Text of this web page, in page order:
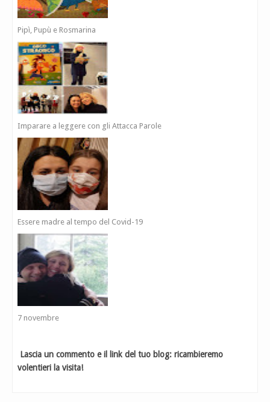
Pipì, Pupù e Rosmarina
Imparare a leggere con gli Attacca Parole
Essere madre al tempo del Covid-19
7 novembre
Lascia un commento e il link del tuo blog: ricambieremo
volentieri la visita!